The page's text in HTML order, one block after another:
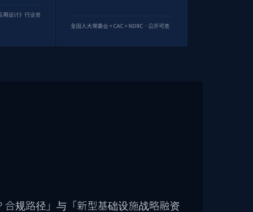
用设计》行业资
全国人大常委会 + CAC + NDRC · 公开可查
规路径」与「新型基础设施战略融资